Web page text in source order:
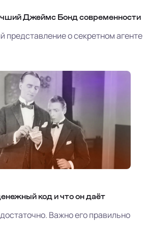
Джеймс Бонд современности
представление о секретном агенте
код и что он даёт
Важно его правильно